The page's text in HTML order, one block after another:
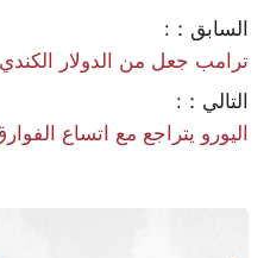
السابق：:
ترامب جعل من الدولار الكندي
التالي：:
اليورو يتراجع مع اتساع